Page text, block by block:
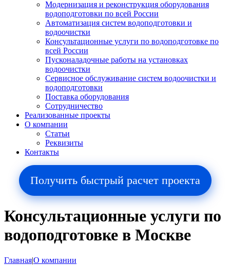
Модернизация и реконструкция оборудования
водоподготовки по всей России
Автоматизация систем водоподготовки и
водоочистки
Консультационные услуги по водоподготовке по
всей России
Пусконаладочные работы на установках
водоочистки
Сервисное обслуживание систем водоочистки и
водоподготовки
Поставка оборудования
Сотрудничество
Реализованные проекты
О компании
Cтатьи
Реквизиты
Контакты
Получить быстрый расчет проекта
Консультационные услуги по
водоподготовке в Москве
Главная|О компании